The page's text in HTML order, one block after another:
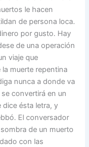
le hacen
de persona loca.
por gusto. Hay
de una operación
viaje que
muerte repentina
nunca a donde va
convertirá en un
dice ésta letra, y
El conversador
de un muerto
con las